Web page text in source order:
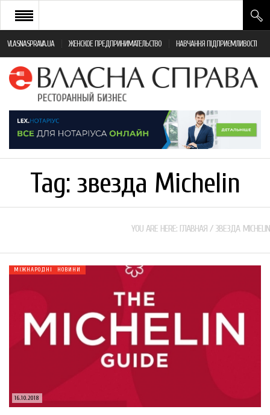
VLASNASPRAVA.UA ЖЕНСКОЕ ПРЕДПРИНИМАТЕЛЬСТВО НАВЧАННЯ ПІДПРИЄМЛИВОСТІ
НОВИНИ РЕСТОРАННОГО БІЗНЕСУ
ЯК ВІДКРИТИ ТА УСПІШНО КЕРУВАТИ
МОНІТОРИНГ ЗАКОНОДАВСТВА
ФРАНЧАЙЗИНГ
Tag: звезда Michelin
YOU ARE HERE: ГЛАВНАЯ / ЗВЕЗДА MICHELIN
16.10.2018
МІЖНАРОДНІ НОВИНИ